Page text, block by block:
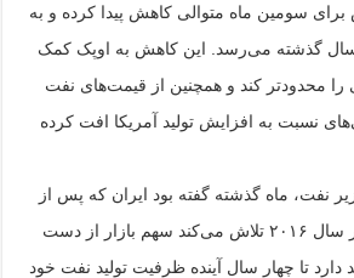
سومین ماه متوالی کاهش پیدا کرده و به
سال گذشته می‌رسد. این کاهش به اوپک کمک
محدودتر کند و همچنین از قیمت‌های نفت
نسبت به افزایش تولید آمریکا افت کرده
نفت، ماه گذشته گفته بود ایران که پس از
برچیده شدن تحریم‌ها در سال ۲۰۱۶ تلاش می‌کند سهم بازار از دست
دارد تا چهار سال آینده ظرفیت تولید نفت خود